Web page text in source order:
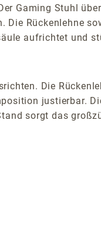
Gaming Stuhl
Die Rückenlehne
aufrichtet und
Die
justierbar.
sorgt das